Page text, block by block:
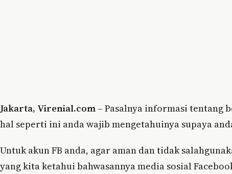
Jakarta, Virenial.com – Pasalnya informasi tentang
hal seperti ini anda wajib mengetahuinya supaya
Untuk akun FB anda, agar aman dan tidak
yang kita ketahui bahwasannya media sosial